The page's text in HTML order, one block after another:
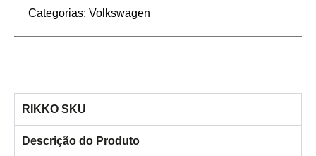
Categorias: Volkswagen
RIKKO SKU
Descrição do Produto